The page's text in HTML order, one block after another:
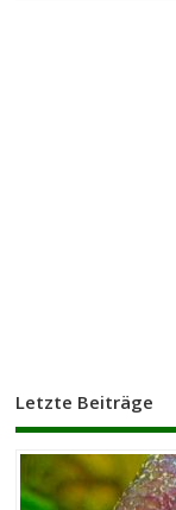
Letzte Beiträge